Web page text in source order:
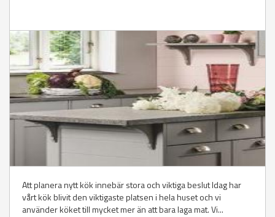
Att planera nytt kök innebär stora och viktiga beslut Idag har
vårt kök blivit den viktigaste platsen i hela huset och vi
använder köket till mycket mer än att bara laga mat. Vi...